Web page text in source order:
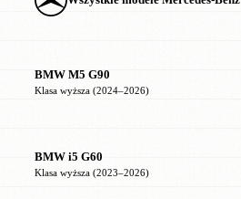
BMW M5 G90
Klasa wyższa (2024–2026)
BMW i5 G60
Klasa wyższa (2023–2026)